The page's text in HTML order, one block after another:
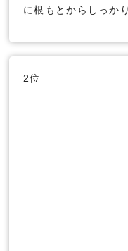
に根もとからしっか
2位